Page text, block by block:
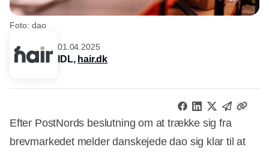
Foto: dao
01.04.2025
IDL, hair.dk
Efter PostNords beslutning om at trække sig fra
brevmarkedet melder danskejede dao sig klar til at